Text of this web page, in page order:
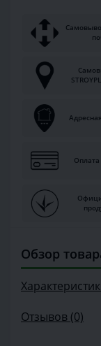
Оплата
Обзор
Отзывов (0)